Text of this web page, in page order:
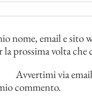
nome, email e sito
la prossima volta che
Avvertimi via
commento.